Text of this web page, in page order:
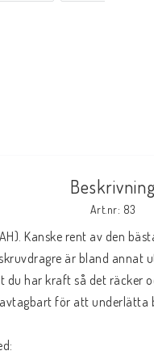
Beskrivning
Art.nr: 83
Kanske rent av den
är bland
du har kraft så det räcker
för att underlätta